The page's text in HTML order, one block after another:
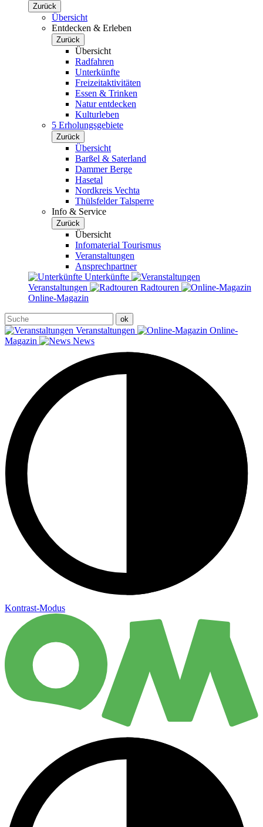
Zurück
Übersicht
Entdecken & Erleben
Zurück
Übersicht
Radfahren
Unterkünfte
Freizeitaktivitäten
Essen & Trinken
Natur entdecken
Kulturleben
5 Erholungsgebiete
Zurück
Übersicht
Barßel & Saterland
Dammer Berge
Hasetal
Nordkreis Vechta
Thülsfelder Talsperre
Info & Service
Zurück
Übersicht
Infomaterial Tourismus
Veranstaltungen
Ansprechpartner
Unterkünfte
Veranstaltungen
Radtouren
Online-Magazin
Veranstaltungen
Online-
Magazin
News
Kontrast-Modus